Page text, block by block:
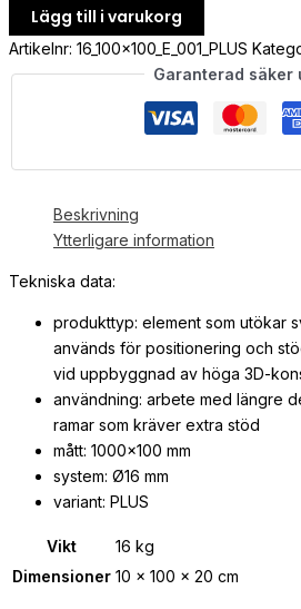
Lägg till i varukorg
Artikelnr: 16_100x100_E_001_PLUS
Garanterad säker
Beskrivning
Ytterligare information
Tekniska data:
produkttyp: element som utökar
används för positionering och
vid uppbyggnad av höga 3D-
användning: arbete med längre
ramar som kräver extra stöd
mått: 1000×100 mm
system: Ø16 mm
variant: PLUS
Vikt
16 kg
Dimensioner 10 × 100 × 20 cm